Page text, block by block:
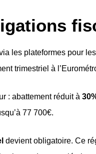
les plateformes pour
trimestriel à
: abattement réduit à
77 700€.
devient obligatoire. Ce